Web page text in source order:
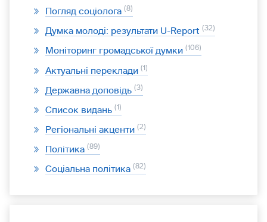
Погляд соціолога 8
Думка молоді: результати U-Report 32
Моніторинг громадської думки 106
Актуальні переклади 1
Державна доповідь 3
Список видань 1
Регіональні акценти 2
Політика 89
Соціальна політика 82